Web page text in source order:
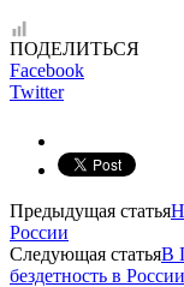
ПОДЕЛИТЬСЯ
Facebook
Twitter
Предыдущая статья
России
Следующая статьяВ
бездетность в России